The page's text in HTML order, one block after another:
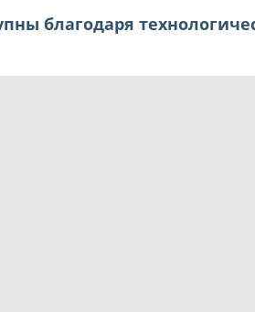
благодаря